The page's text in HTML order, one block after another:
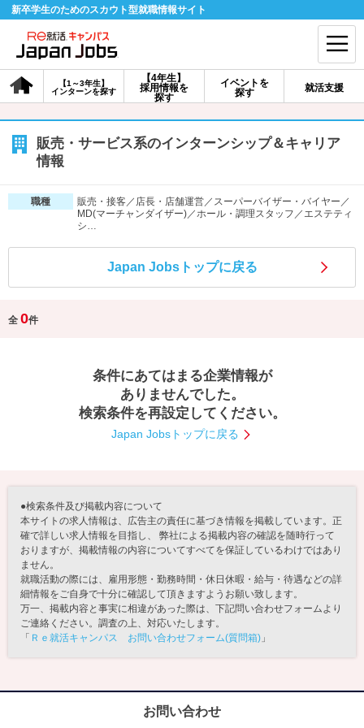
新卒学生のためのスカウト型就職情報サイト
【4年生】
採用情報を
探す
【1～3年生】
インターンを探す
イベントを
探す
就活支援
会員登録 ログイン
会員ID・パスワードを忘れた方はこちら
【4年生】
就活支援
就活ノウハウが満載！ お役立ち記事・相談室など
就活ニュースペーパー
就活時事ニュースを更新 不明点があればこちら
販売・サービス系のインターンシップ＆キャリア
情報
職種
販売・接客／店長・店舗運営／スーパーバイザー・バイヤー／
MD(マーチャンダイザー)／ホール・調理スタッフ／エステティ
シ…
Japan Jobsトップに戻る
全 0件
条件にあてはまる企業情報が
ありませんでした。
検索条件を再設定してください。
Japan Jobsトップに戻る
●検索条件及び掲載内容について
本サイトの求人情報は、広告主の責任に基づき情報を掲載しています。正
確で詳しい求人情報を目指し、 弊社による掲載内容の確認を随時行って
おりますが、掲載情報の内容についてすべてを保証しているわけではあり
ません。
就職活動の際には、雇用形態・勤務時間・休日休暇・給与・待遇などの詳
細情報をご自身で十分に確認して頂きますようお願い致します。
万一、掲載内容と事実に相違があった際は、下記問い合わせフォームより
ご連絡ください。調査の上、対応いたします。
「 Ｒｅ就活キャンパス お問い合わせフォーム(質問箱) 」
お問い合わせ